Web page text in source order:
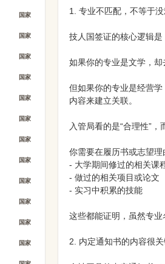
国家
国家
国家
国家
国家
国家
国家
国家
国家
国家
国家
国家
1. 专业不匹配，不等于
技人国签证的核心逻辑是
如果你的专业是文学，却
但如果你的专业是经营
内容来建立关联。
入管局看的是“合理性”，
你需要在履历书或志望理
- 大学期间修过的相关课
- 做过的相关项目或论文
- 实习中积累的技能
这些都能证明，虽然专业
2. 内定通知书的内容很